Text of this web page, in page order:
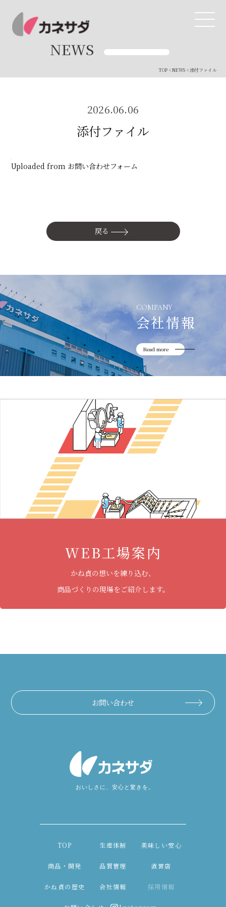
TOP
生産体制
美味しい安心
かね貞の歴史
NEWS
TOP<NEWS< 添付ファイル
2026.06.06
添付ファイル
Uploaded from お問い合わせフォーム
戻る
COMPANY
会社情報
Read more
WEB工場案内
かね貞の想いを練り込む、
商品づくりの現場をご紹介します。
お問い合わせ
TOP 生産体制 美味しい安心
商品・開発 品質管理 直営店
かね貞の歴史 会社情報 採用情報